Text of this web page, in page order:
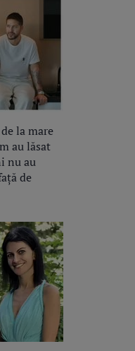
la mare
au lăsat
nu au
de